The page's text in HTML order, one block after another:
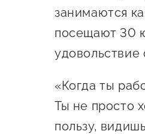
занимаются
посещают 30
удовольствие
«Когда ты
Ты не просто
пользу,